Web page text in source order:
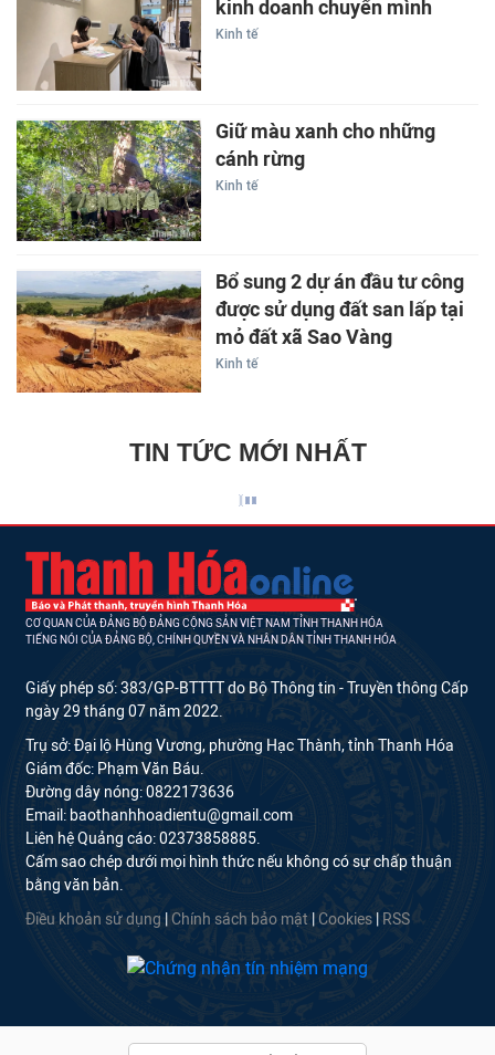
kinh doanh chuyển mình
Kinh tế
Giữ màu xanh cho những
cánh rừng
Kinh tế
Bổ sung 2 dự án đầu tư công
được sử dụng đất san lấp tại
mỏ đất xã Sao Vàng
Kinh tế
TIN TỨC MỚI NHẤT
CƠ QUAN CỦA ĐẢNG BỘ ĐẢNG CỘNG SẢN VIỆT NAM TỈNH THANH HÓA
TIẾNG NÓI CỦA ĐẢNG BỘ, CHÍNH QUYỀN VÀ NHÂN DÂN TỈNH THANH HÓA
Giấy phép số: 383/GP-BTTTT do Bộ Thông tin - Truyền thông Cấp
ngày 29 tháng 07 năm 2022.
Trụ sở: Đại lộ Hùng Vương, phường Hạc Thành, tỉnh Thanh Hóa
Giám đốc: Phạm Văn Báu.
Đường dây nóng: 0822173636
Email: baothanhhoadientu@gmail.com
Liên hệ Quảng cáo: 02373858885.
Cấm sao chép dưới mọi hình thức nếu không có sự chấp thuận
bằng văn bản.
Điều khoản sử dụng Chính sách bảo mật Cookies RSS